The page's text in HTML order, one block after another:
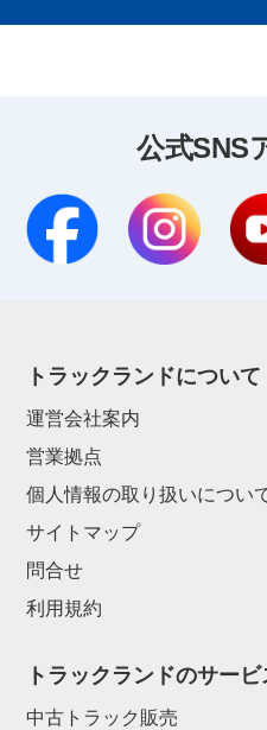
公式SNS
トラックランドについて
運営会社案内
営業拠点
個人情報の取り扱いについ
サイトマップ
問合せ
利用規約
トラックランドのサービ
中古トラック販売